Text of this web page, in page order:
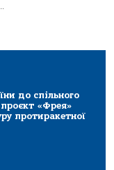
до спільного
«Фрея»
протиракетної